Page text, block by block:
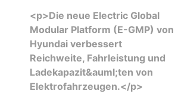
<p>Die neue Electric Global
Modular Platform (E-GMP) von
Hyundai verbessert
Reichweite, Fahrleistung und
Ladekapazit&auml;ten von
Elektrofahrzeugen.</p>